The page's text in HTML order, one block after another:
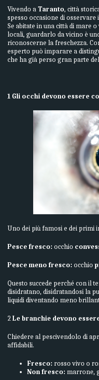
Vivendo a Taranto, città
spesso occasione di
Se abitate in una città di mare
locali, guardarlo da vicino è
riconoscerne la freschezza.
esperto può imparare a
che ha già perso gran parte
1 Gli occhi devono essere
Uno dei più famosi e dei primi
Pesce fresco: occhio
Pesce meno fresco: occhio
Questo succede perché con il
disidratano, disidratandosi la
liquidi diventando meno
2Le branchie devono
Chiedere al pescivendolo di
affidabili.
Fresco: rosso vivo o
Non fresco: marrone,